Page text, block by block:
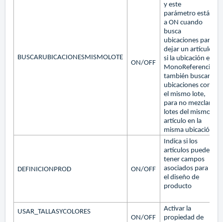
BUSCARUBICACIONESMISMOLOTE
ON/OFF
y este
parámetro está
a ON cuando
busca
ubicaciones para
dejar un artículo
si la ubicación es
MonoReferencia
también buscará
ubicaciones con
el mismo lote,
para no mezclar
lotes del mismo
artículo en la
misma ubicación
DEFINICIONPROD ON/OFF
Indica si los
artículos pueden
tener campos
asociados para
el diseño de
producto
USAR_TALLASYCOLORES
ON/OFF
Activar la
propiedad de